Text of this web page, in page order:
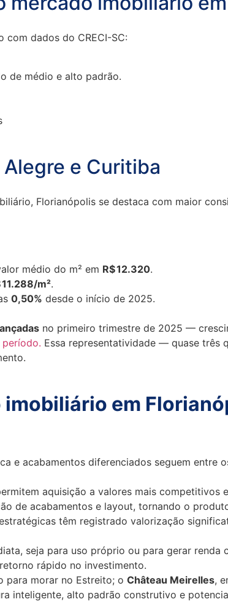
dados do CRECI-SC:
de médio e alto padrão.
e Curitiba
Florianópolis se destaca com maior
médio do m² em R$ 12.320.
11.288/m².
0,50% desde o início de 2025.
no primeiro trimestre de 2025 —
período. Essa representatividade — quase três
em
e acabamentos diferenciados seguem entre
aquisição a valores mais competitivos
de acabamentos e layout, tornando o
têm registrado valorização
seja para uso próprio ou para gerar renda
rápido no investimento.
para morar no Estreito; o Château Meirelles,
inteligente, alto padrão construtivo e